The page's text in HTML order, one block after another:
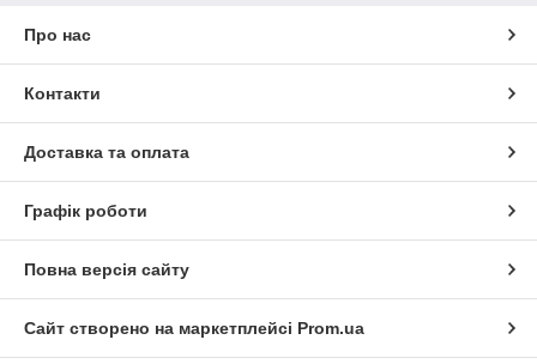
Про нас
Контакти
Доставка та оплата
Графік роботи
Повна версія сайту
Сайт створено на маркетплейсі Prom.ua